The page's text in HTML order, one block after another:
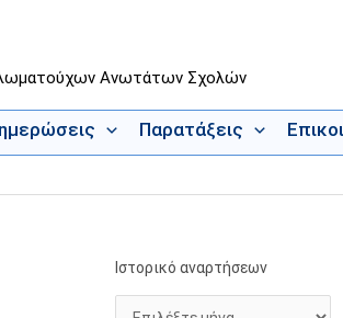
Ανωτάτων Σχολών
Παρατάξεις
Ιστορικό αναρτήσεων
Ι
σ
Κ
α